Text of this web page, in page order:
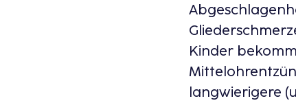
Kinder
langwierigere